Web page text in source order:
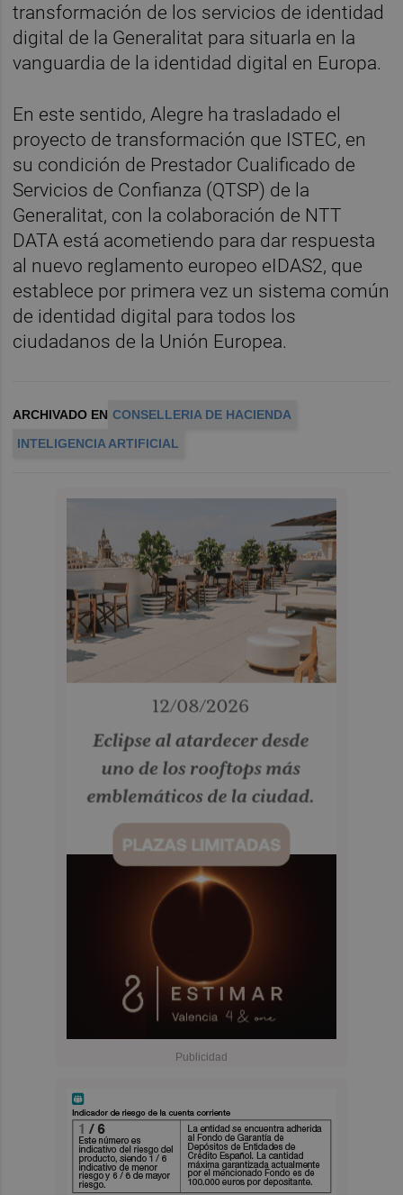
transformación de los servicios de identidad
digital de la Generalitat para situarla en la
vanguardia de la identidad digital en Europa.
En este sentido, Alegre ha trasladado el
proyecto de transformación que ISTEC, en
su condición de Prestador Cualificado de
Servicios de Confianza (QTSP) de la
Generalitat, con la colaboración de NTT
DATA está acometiendo para dar respuesta
al nuevo reglamento europeo eIDAS2, que
establece por primera vez un sistema común
de identidad digital para todos los
ciudadanos de la Unión Europea.
ARCHIVADO EN CONSELLERIA DE HACIENDA
INTELIGENCIA ARTIFICIAL